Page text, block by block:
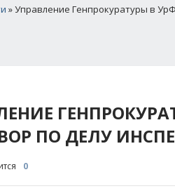
» Управление Генпрокуратуры в
ПО ДЕЛУ
0